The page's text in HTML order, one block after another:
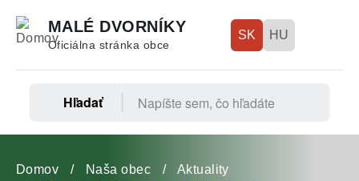
obsah
MALÉ DVORNÍKY
Oficiálna stránka obce
SK HU
Hľadať
Omrvinka
Domov Naša obec
Aktuality